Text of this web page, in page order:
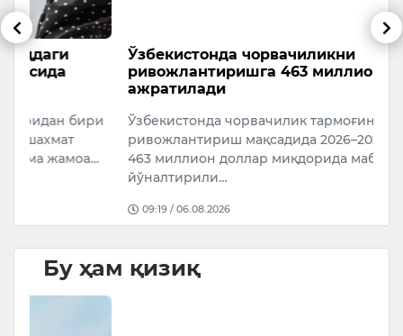
Ўзбекистонда чорвачиликни
ривожлантиришга 463 миллион доллар
ажратилади
Ўзбекистонда чорвачилик тармоғини
ривожлантириш мақсадида 2026–2028 йилларда
463 миллион доллар миқдорида маблағ
йўналтирили…
09:19 / 06.08.2026
Бу ҳам қизиқ